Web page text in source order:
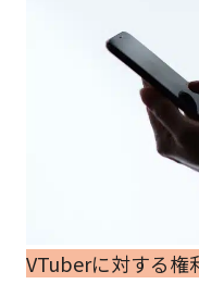
VTuberに対する権